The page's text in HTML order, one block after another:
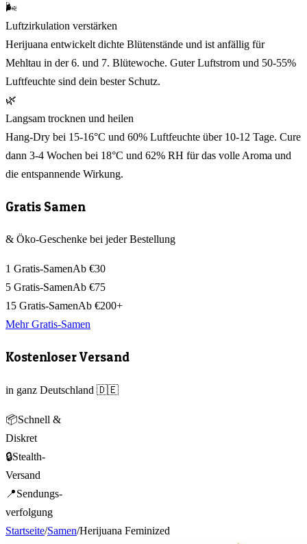
🌬️
Luftzirkulation verstärken
Herijuana entwickelt dichte Blütenstände und ist anfällig für
Mehltau in der 6. und 7. Blütewoche. Guter Luftstrom und 50-55%
Luftfeuchte sind dein bester Schutz.
🌿
Langsam trocknen und heilen
Hang-Dry bei 15-16°C und 60% Luftfeuchte über 10-12 Tage. Cure
dann 3-4 Wochen bei 18°C und 62% RH für das volle Aroma und
die entspannende Wirkung.
Gratis Samen
& Öko-Geschenke bei jeder Bestellung
1 Gratis-SamenAb €30
5 Gratis-SamenAb €75
15 Gratis-SamenAb €200+
Mehr Gratis-Samen
Kostenloser Versand
in ganz Deutschland 🇩🇪
📦Schnell &
Diskret
🔒Stealth-
Versand
📍Sendungs-
verfolgung
Startseite/Samen/Herijuana Feminized